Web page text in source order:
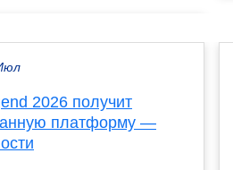
2026 получит
платформу —